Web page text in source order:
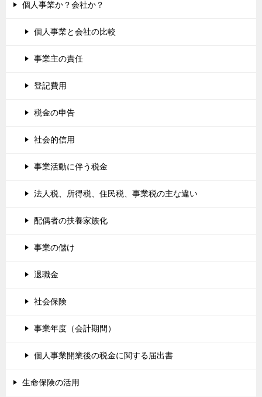
個人事業か？会社か？
個人事業と会社の比較
事業主の責任
登記費用
税金の申告
社会的信用
事業活動に伴う税金
法人税、所得税、住民税、事業税の主な違い
配偶者の扶養家族化
事業の儲け
退職金
社会保険
事業年度（会計期間）
個人事業開業後の税金に関する届出書
生命保険の活用